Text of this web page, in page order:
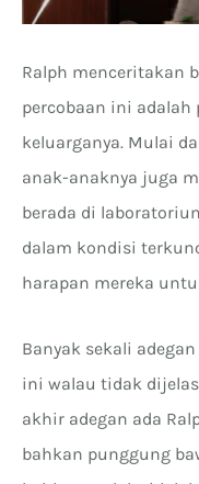
Ralph menceritakan
percobaan ini
keluarganya. Mulai
anak-anaknya juga
berada di
dalam kondisi
harapan mereka
Banyak sekali
ini walau tidak
akhir adegan ada
bahkan punggung